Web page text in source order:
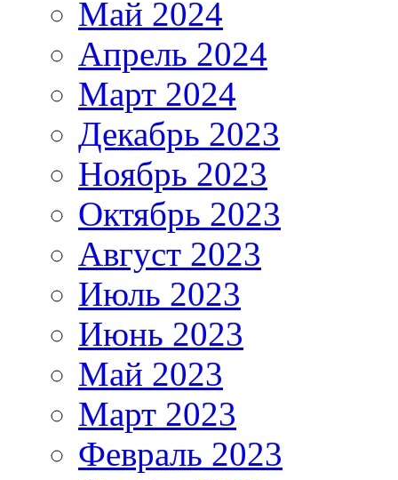
Май 2024
Апрель 2024
Март 2024
Декабрь 2023
Ноябрь 2023
Октябрь 2023
Август 2023
Июль 2023
Июнь 2023
Май 2023
Март 2023
Февраль 2023